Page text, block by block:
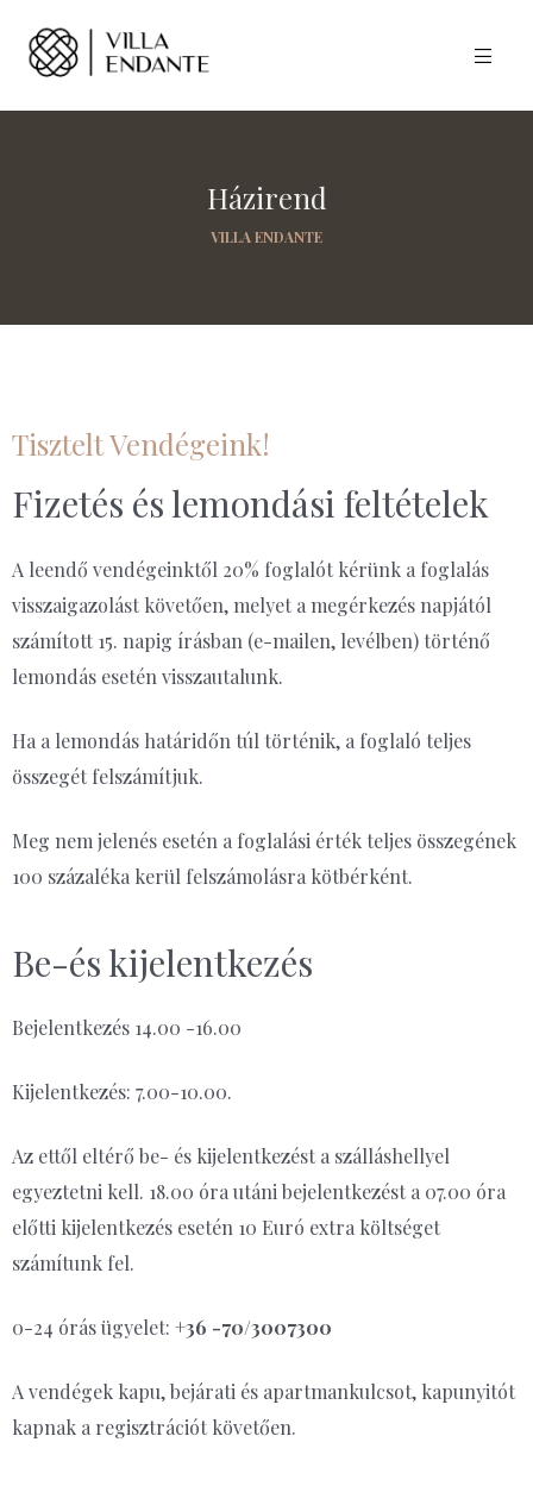
Házirend
VILLA ENDANTE
Tisztelt Vendégeink!
Fizetés és lemondási feltételek
A leendő vendégeinktől 20% foglalót kérünk a foglalás
visszaigazolást követően, melyet a megérkezés napjától
számított 15. napig írásban (e-mailen, levélben) történő
lemondás esetén visszautalunk.
Ha a lemondás határidőn túl történik, a foglaló teljes
összegét felszámítjuk.
Meg nem jelenés esetén a foglalási érték teljes összegének
100 százaléka kerül felszámolásra kötbérként.
Be-és kijelentkezés
Bejelentkezés 14.00 -16.00
Kijelentkezés: 7.00-10.00.
Az ettől eltérő be- és kijelentkezést a szálláshellyel
egyeztetni kell. 18.00 óra utáni bejelentkezést a 07.00 óra
előtti kijelentkezés esetén 10 Euró extra költséget
számítunk fel.
0-24 órás ügyelet: +36 -70/3007300
A vendégek kapu, bejárati és apartmankulcsot, kapunyitót
kapnak a regisztrációt követően.